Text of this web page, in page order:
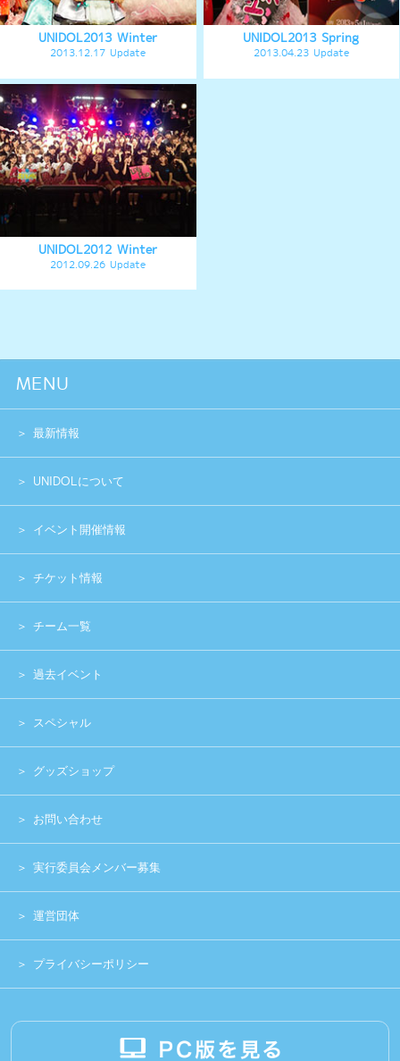
お問い合わせ
実行委員会メンバー募集
運営団体
プライバシーポリシー